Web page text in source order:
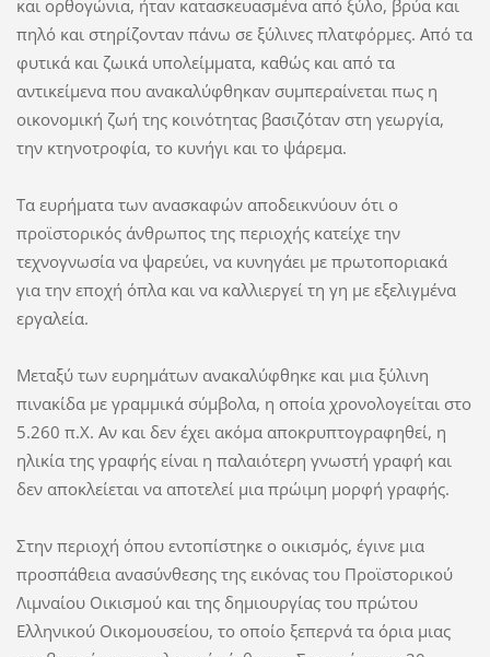
και ορθογώνια, ήταν κατασκευασμένα από ξύλο, βρύα και
πηλό και στηρίζονταν πάνω σε ξύλινες πλατφόρμες. Από τα
φυτικά και ζωικά υπολείμματα, καθώς και από τα
αντικείμενα που ανακαλύφθηκαν συμπεραίνεται πως η
οικονομική ζωή της κοινότητας βασιζόταν στη γεωργία,
την κτηνοτροφία, το κυνήγι και το ψάρεμα.
Τα ευρήματα των ανασκαφών αποδεικνύουν ότι ο
προϊστορικός άνθρωπος της περιοχής κατείχε την
τεχνογνωσία να ψαρεύει, να κυνηγάει με πρωτοποριακά
για την εποχή όπλα και να καλλιεργεί τη γη με εξελιγμένα
εργαλεία.
Μεταξύ των ευρημάτων ανακαλύφθηκε και μια ξύλινη
πινακίδα με γραμμικά σύμβολα, η οποία χρονολογείται στο
5.260 π.Χ. Αν και δεν έχει ακόμα αποκρυπτογραφηθεί, η
ηλικία της γραφής είναι η παλαιότερη γνωστή γραφή και
δεν αποκλείεται να αποτελεί μια πρώιμη μορφή γραφής.
Στην περιοχή όπου εντοπίστηκε ο οικισμός, έγινε μια
προσπάθεια ανασύνθεσης της εικόνας του Προϊστορικού
Λιμναίου Οικισμού και της δημιουργίας του πρώτου
Ελληνικού Οικομουσείου, το οποίο ξεπερνά τα όρια μιας